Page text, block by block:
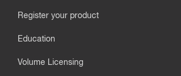
Register your product
Education
Volume Licensing